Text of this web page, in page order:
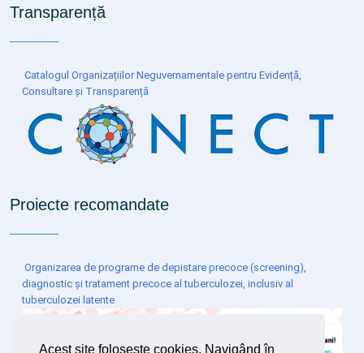
Acest site foloseşte cookies. Navigând în
Transparență
Catalogul Organizațiilor Neguvernamentale pentru Evidență,
Consultare și Transparență
Proiecte recomandate
Organizarea de programe de depistare precoce (screening),
diagnostic și tratament precoce al tuberculozei, inclusiv al
tuberculozei latente